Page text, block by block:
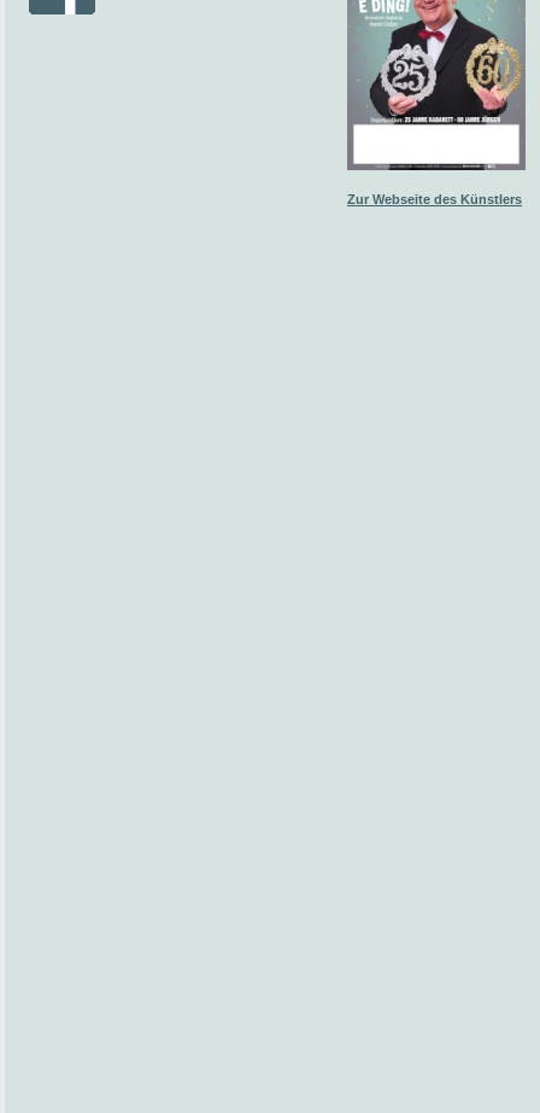
Zur Webseite des Künstlers